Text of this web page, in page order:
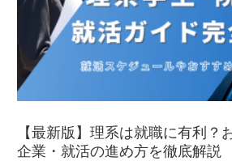
【最新版】理系は就職に有利？
企業・就活の進め方を徹底解説